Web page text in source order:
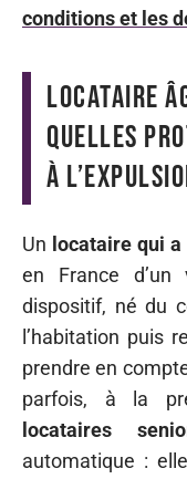
conditions et les
Locataire
quelles
à
Un locataire qui
en France d’un
dispositif, né du
l’habitation puis
prendre en
parfois, à la
locataires
automatique :